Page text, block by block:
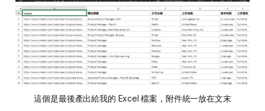
這個是最後產出給我的 Excel 檔案，附件統一放在文末